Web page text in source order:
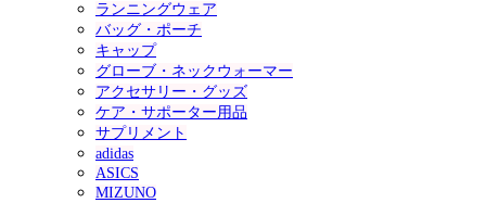
ランニングウェア
バッグ・ポーチ
キャップ
グローブ・ネックウォーマー
アクセサリー・グッズ
ケア・サポーター用品
サプリメント
adidas
ASICS
MIZUNO